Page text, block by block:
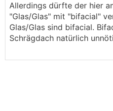
Mein Elektriker meinte:
ideal, da sie sehr
es 30 Jahre Garantie gibt.
Der Elektriker meines
am Dach montiert sind.
Allerdings dürfte der hier
"Glas/Glas" mit "bifacial"
Glas/Glas sind bifacial.
Schrägdach natürlich